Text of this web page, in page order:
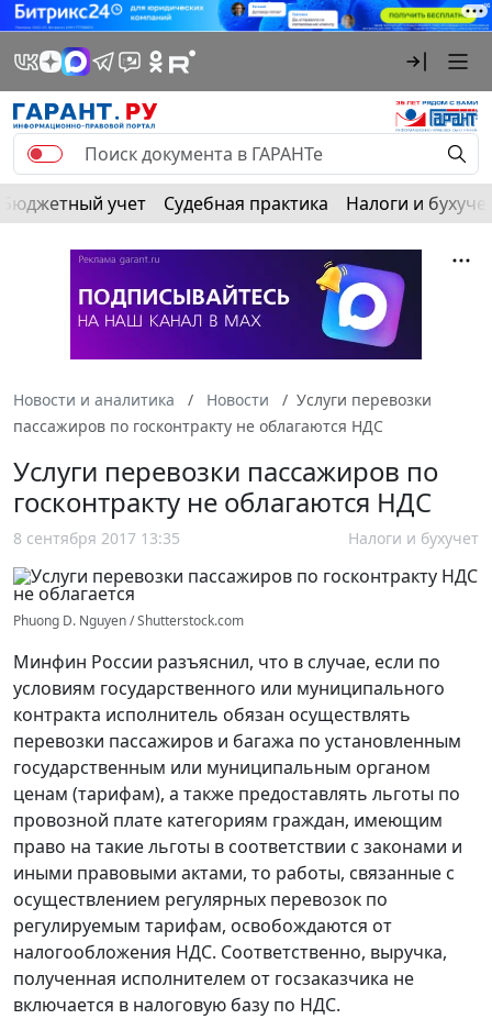
Бюджетный учет Судебная практика Налоги и
Новости и аналитика Новости
Услуги перевозки
пассажиров по госконтракту не облагаются НДС
Услуги перевозки пассажиров по
госконтракту не облагаются НДС
8 сентября 2017 13:35 Налоги и бухучет
Phuong D. Nguyen / Shutterstock.com
Минфин России разъяснил, что в случае, если по
условиям государственного или муниципального
контракта исполнитель обязан осуществлять
перевозки пассажиров и багажа по установленным
государственным или муниципальным органом
ценам (тарифам), а также предоставлять льготы по
провозной плате категориям граждан, имеющим
право на такие льготы в соответствии с законами и
иными правовыми актами, то работы, связанные с
осуществлением регулярных перевозок по
регулируемым тарифам, освобождаются от
налогообложения НДС. Соответственно, выручка,
полученная исполнителем от госзаказчика не
включается в налоговую базу по НДС.